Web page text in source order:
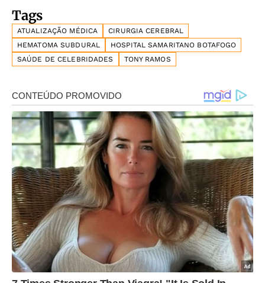
Tags
ATUALIZAÇÃO MÉDICA
CIRURGIA CEREBRAL
HEMATOMA SUBDURAL
HOSPITAL SAMARITANO BOTAFOGO
SAÚDE DE CELEBRIDADES
TONY RAMOS